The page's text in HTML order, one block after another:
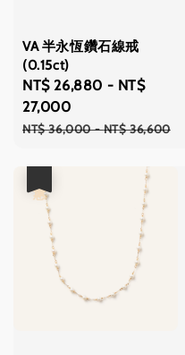
VA 半永恆鑽石線戒
(0.15ct)
Sale
price
NT$ 26,880 - NT$
27,000
Regular
NT$ 36,000-NT$ 36,600